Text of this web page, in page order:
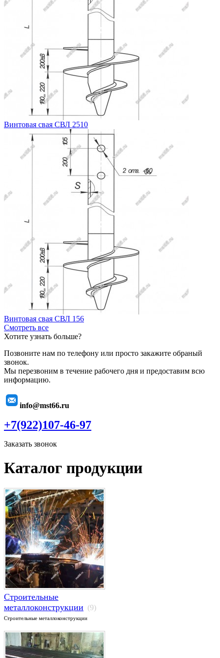
Винтовая свая СВЛ 2510
Винтовая свая СВЛ 156
Смотреть все
Хотите узнать больше?
Позвоните нам по телефону или просто закажите обраный
звонок.
Мы перезвоним в течение рабочего дня и предоставим всю
информацию.
info@mst66.ru
+7(922)107-46-97
Заказать звонок
Каталог продукции
Строительные
металлоконструкции (9)
Строительные металлоконструкции